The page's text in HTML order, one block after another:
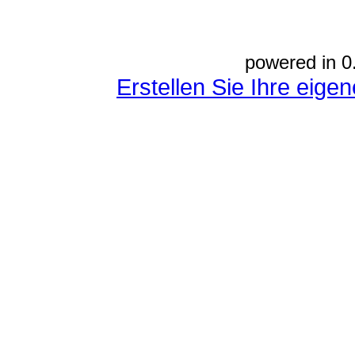
powered in
Erstellen Sie Ihre